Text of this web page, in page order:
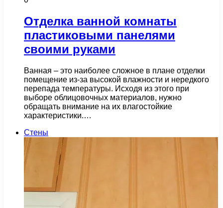
Отделка ванной комнаты
пластиковыми панелями
своими руками
Ванная – это наиболее сложное в плане отделки
помещение из-за высокой влажности и нередкого
перепада температуры. Исходя из этого при
выборе облицовочных материалов, нужно
обращать внимание на их влагостойкие
характеристики.…
Стены